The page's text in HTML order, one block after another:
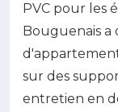
PVC pour les
Bouguenais
sur des
entretien en